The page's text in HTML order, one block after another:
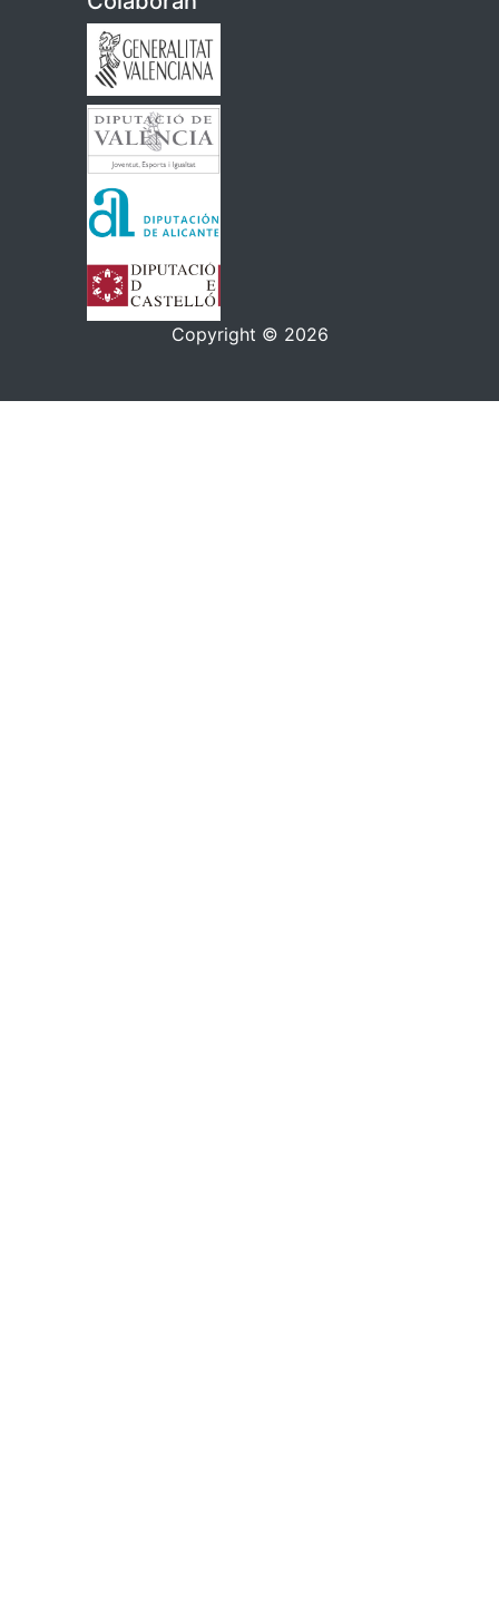
Copyright © 2026